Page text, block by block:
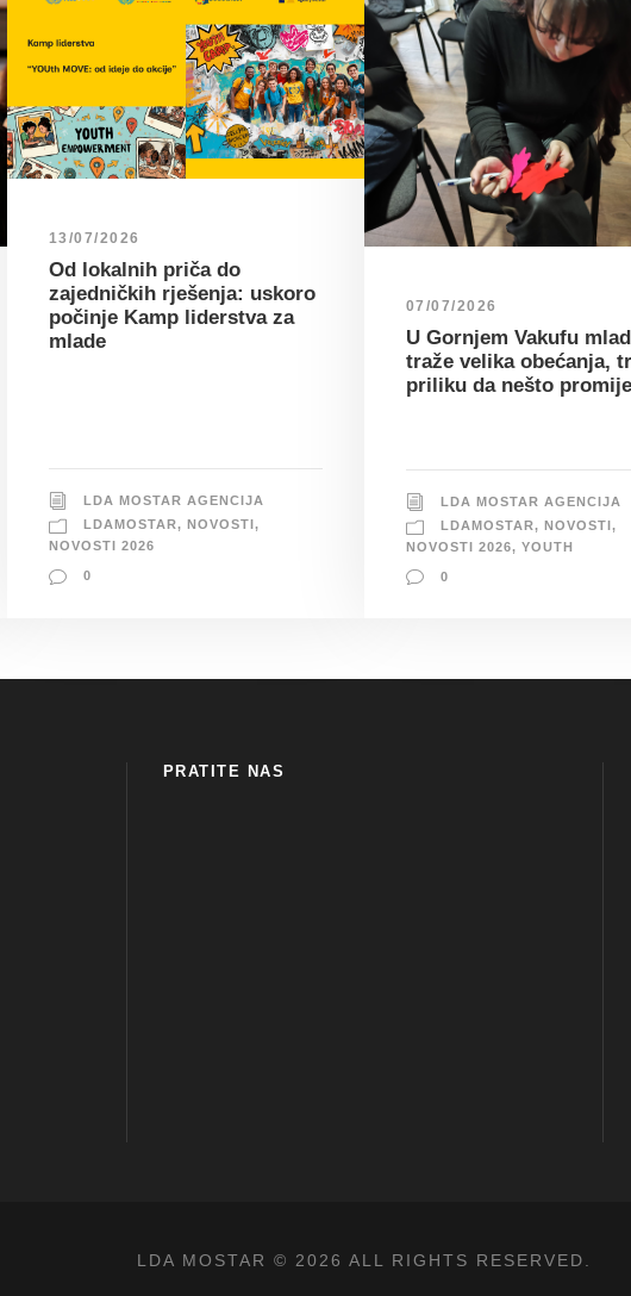
13/07/2026
Od lokalnih priča do
zajedničkih rješenja: uskoro
počinje Kamp liderstva za
mlade
LDA MOSTAR AGENCIJA
LDAMOSTAR, NOVOSTI ,
NOVOSTI 2026
0
07/07/2026
U Gornjem Vakufu
traže velika obećanja,
priliku da nešto
LDA MOSTAR AGENCIJA
LDAMOSTAR, NOVOSTI,
NOVOSTI 2026, YOUTH
0
PRATITE NAS
LDA MOSTAR © 2026 ALL RIGHTS RESERVED.